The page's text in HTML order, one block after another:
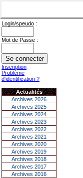
Login/speudo :
Mot de Passe :
Inscription
Problème
d'identification ?
Actualités
Archives 2026
Archives 2025
Archives 2024
Archives 2023
Archives 2022
Archives 2021
Archives 2020
Archives 2019
Archives 2018
Archives 2017
Archives 2016